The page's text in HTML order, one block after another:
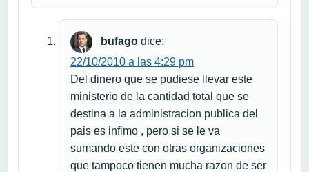
bufago dice:
22/10/2010 a las 4:29 pm
Del dinero que se pudiese llevar este
ministerio de la cantidad total que se
destina a la administracion publica del
pais es infimo , pero si se le va
sumando este con otras organizaciones
que tampoco tienen mucha razon de ser